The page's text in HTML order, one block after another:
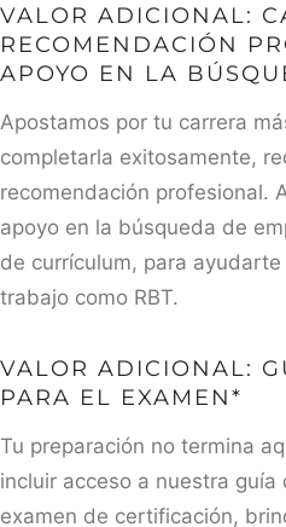
VALOR ADICIONAL:
RECOMENDACIÓN
APOYO EN LA
Apostamos por tu carrera
completarla exitosamente,
recomendación profesional.
apoyo en la búsqueda de
de currículum, para
trabajo como RBT.
VALOR ADICIONAL:
PARA EL EXAMEN*
Tu preparación no termina
incluir acceso a nuestra guía
examen de certificación,